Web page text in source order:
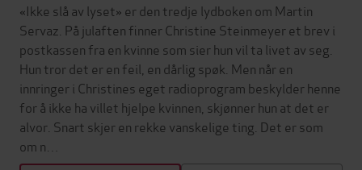
«Ikke slå av lyset» er den tredje lydboken om Martin
Servaz. På julaften finner Christine Steinmeyer et brev i
postkassen fra en kvinne som sier hun vil ta livet av seg.
Hun tror det er en feil, en dårlig spøk. Men når en
innringer i Christines eget radioprogram beskylder henne
for å ikke ha villet hjelpe kvinnen, skjønner hun at det er
alvor. Snart skjer en rekke vanskelige ting. Det er som
om n…